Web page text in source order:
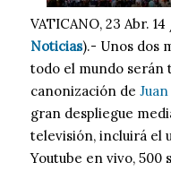
VATICANO, 23 Abr.
Noticias).- Unos dos
todo el mundo serán
canonización de
gran despliegue
televisión, incluirá el
Youtube en vivo, 500